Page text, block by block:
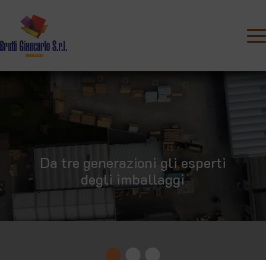
Da tre generazioni gli esperti
degli imballaggi
Vestiamo su misura il prodotto
industriale
Professionisti nell'imballaggio
industriale